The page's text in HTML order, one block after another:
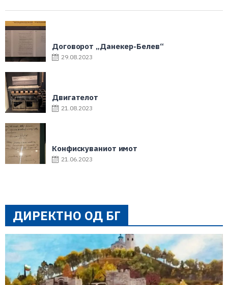
Договорот „Данекер-Белев“
29.08.2023
Двигателот
21.08.2023
Конфискуваниот имот
21.06.2023
ДИРЕКТНО ОД БГ